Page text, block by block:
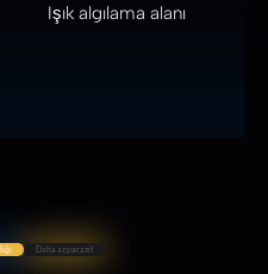
Işık algılama alanı
Daha az parazit